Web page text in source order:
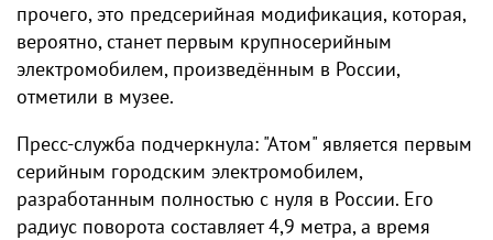
прочего, это предсерийная модификация, которая,
вероятно, станет первым крупносерийным
электромобилем, произведённым в России,
отметили в музее.
Пресс-служба подчеркнула: "Атом" является первым
серийным городским электромобилем,
разработанным полностью с нуля в России. Его
радиус поворота составляет 4,9 метра, а время